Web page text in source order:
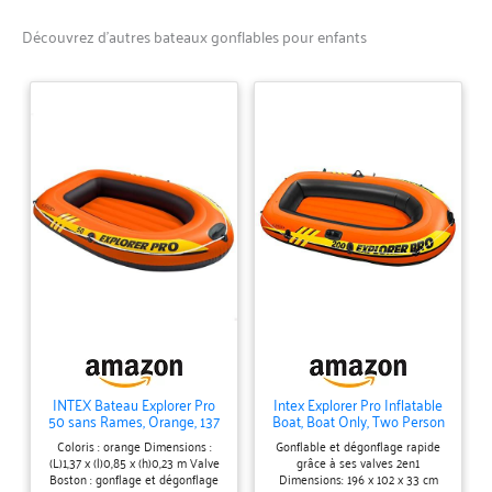
pour répondre à tous vos
Résistant :Fabriqués en TPU
ainsi qu’une élasticité
remarquable. Ils sont
adaptés à divers matériaux
comme le PVC, le nylon, le
Facile et Efficace
:L’application est un jeu
d’enfant. Il suffit de retirer la
protection, de placer le
patch sur la zone
endommagée et de presser
Découvrez d’autres bateaux gonflables pour enfants
INTEX Bateau Explorer Pro
50 sans Rames, Orange, 137
x 85 x 23 cm
Coloris : orange Dimensions :
(L)1,37 x (l)0,85 x (h)0,23 m Valve
Boston : gonflage et dégonflage
Intex Explorer Pro Inflatable
Boat, Boat Only, Two Person
(196 x 102 x 33 cm), Orange
Gonflable et dégonflage rapide
grâce à ses valves 2en1
Dimensions: 196 x 102 x 33 cm